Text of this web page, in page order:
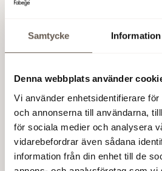
Samtycke Information
Denna webbplats använder
Vi använder enhetsidentifierare
och annonserna till användarna,
för sociala medier och analysera
vidarebefordrar även sådana
information från din enhet till de
innovationscenter
Alfa Lavals nya byggnad i
moderna kontor, ett
Boka visning på openhouse.se